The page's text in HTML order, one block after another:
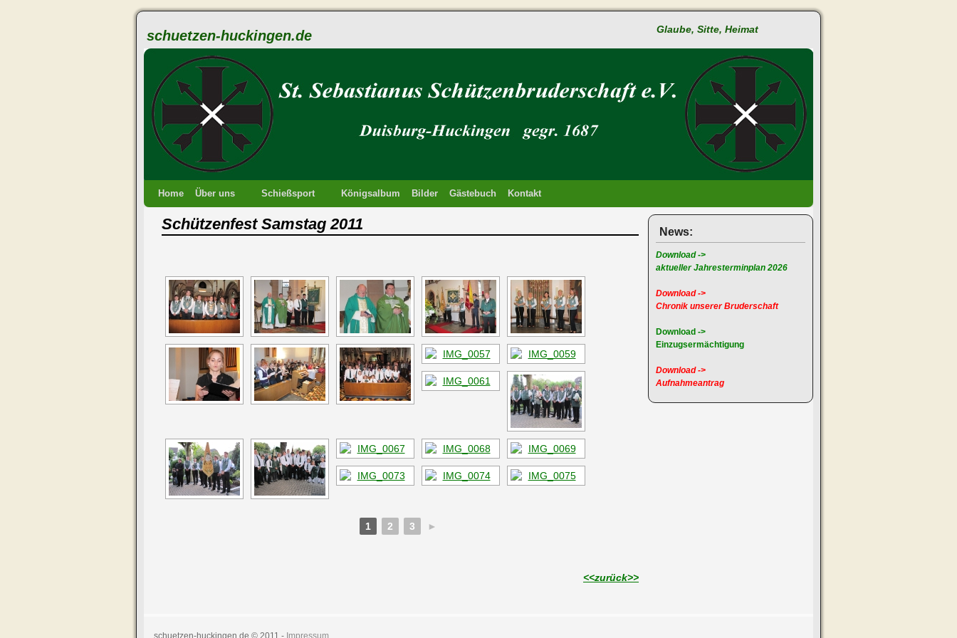
schuetzen-huckingen.de Glaube, Sitte, Heimat
Home Über uns Schießsport Königsalbum Bilder Gästebuch Kontakt
Schützenfest Samstag 2011
1 2 3 ►
<<zurück>>
News:
Download ->
aktueller Jahresterminplan 2026
Download ->
Chronik unserer Bruderschaft
Download ->
Einzugsermächtigung
Download ->
Aufnahmeantrag
schuetzen-huckingen.de © 2011 - Impressum